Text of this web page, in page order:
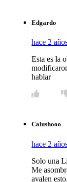
Edgardo
hace 2
Esta es la
hablar
Calushooo
hace 2
Solo una
Me
avalen esto.